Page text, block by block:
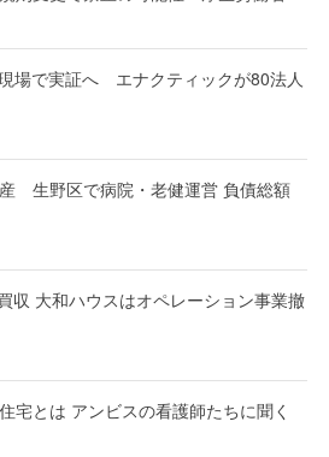
場で実証へ エナクティックが80法人
生野区で病院・老健運営 負債総額
収 大和ハウスはオペレーション事業撤
宅とは アンビスの看護師たちに聞く